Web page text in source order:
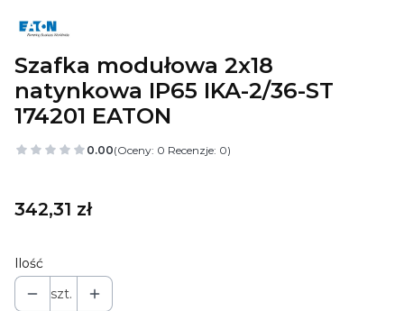
Szafka modułowa 2x18
natynkowa IP65 IKA-2/36-ST
174201 EATON
0.00(Oceny: 0 Recenzje: 0)
Cena
342,31 zł
Ilość
szt.